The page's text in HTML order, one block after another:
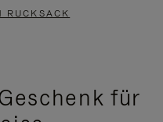
RUCKSACK
für